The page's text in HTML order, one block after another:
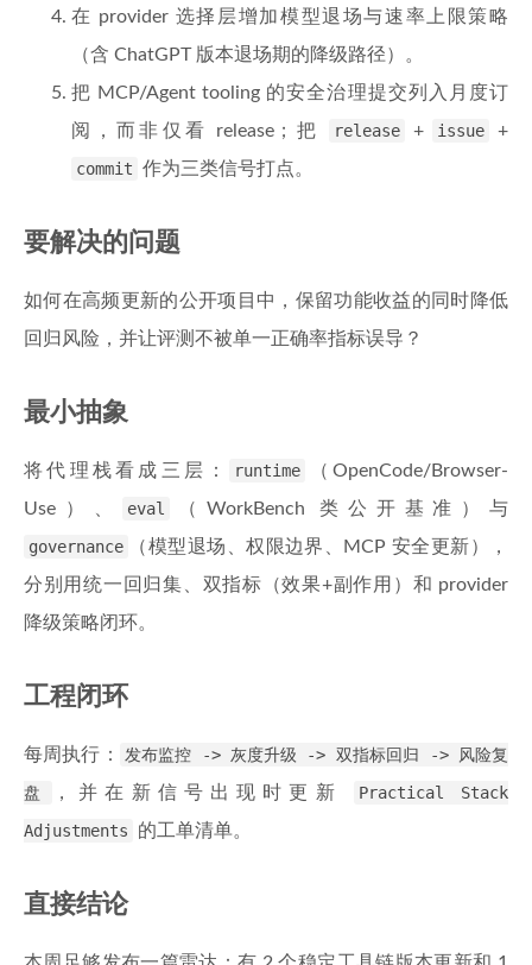
在 provider 选择层增加模型退场与速率上限策略
（含 ChatGPT 版本退场期的降级路径）。
把 MCP/Agent tooling 的安全治理提交列入月度订
阅，而非仅看 release；把
release + issue
+
commit 作为三类信号打点。
要解决的问题
如何在高频更新的公开项目中，保留功能收益的同时降低
回归风险，并让评测不被单一正确率指标误导？
最小抽象
将代理栈看成三层： runtime
（OpenCode/Browser-
Use）、
eval
（WorkBench 类公开基准）与
governance
（模型退场、权限边界、MCP 安全更新），
分别用统一回归集、双指标（效果+副作用）和 provider
降级策略闭环。
工程闭环
每周执行：
发布监控 -> 灰度升级 -> 双指标回归 -> 风险复
盘
，并在新信号出现时更新
Practical Stack
Adjustments
的工单清单。
直接结论